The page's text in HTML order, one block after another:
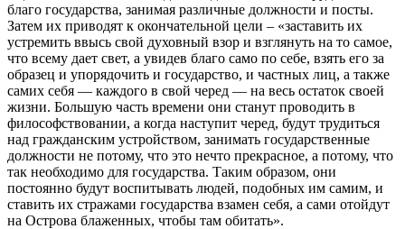
благо государства, занимая различные должности и посты.
Затем их приводят к окончательной цели – «заставить их
устремить ввысь свой духовный взор и взглянуть на то самое,
что всему дает свет, а увидев благо само по себе, взять его за
образец и упорядочить и государство, и частных лиц, а также
самих себя — каждого в свой черед — на весь остаток своей
жизни. Большую часть времени они станут проводить в
философствовании, а когда наступит черед, будут трудиться
над гражданским устройством, занимать государственные
должности не потому, что это нечто прекрасное, а потому, что
так необходимо для государства. Таким образом, они
постоянно будут воспитывать людей, подобных им самим, и
ставить их стражами государства взамен себя, а сами отойдут
на Острова блаженных, чтобы там обитать».